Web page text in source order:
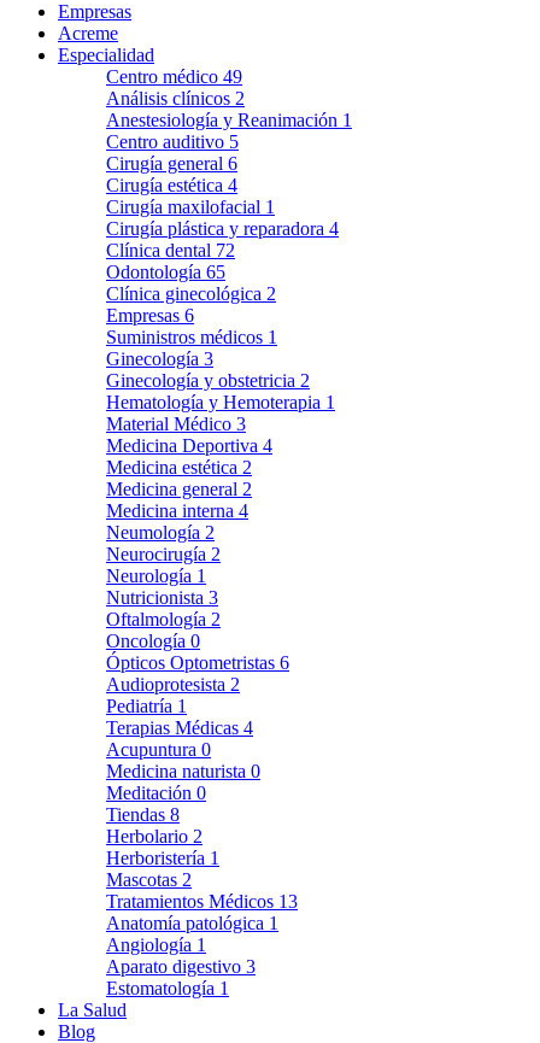
Empresas
Acreme
Especialidad
Centro médico 49
Análisis clínicos 2
Anestesiología y Reanimación 1
Centro auditivo 5
Cirugía general 6
Cirugía estética 4
Cirugía maxilofacial 1
Cirugía plástica y reparadora 4
Clínica dental 72
Odontología 65
Clínica ginecológica 2
Empresas 6
Suministros médicos 1
Ginecología 3
Ginecología y obstetricia 2
Hematología y Hemoterapia 1
Material Médico 3
Medicina Deportiva 4
Medicina estética 2
Medicina general 2
Medicina interna 4
Neumología 2
Neurocirugía 2
Neurología 1
Nutricionista 3
Oftalmología 2
Oncología 0
Ópticos Optometristas 6
Audioprotesista 2
Pediatría 1
Terapias Médicas 4
Acupuntura 0
Medicina naturista 0
Meditación 0
Tiendas 8
Herbolario 2
Herboristería 1
Mascotas 2
Tratamientos Médicos 13
Anatomía patológica 1
Angiología 1
Aparato digestivo 3
Estomatología 1
La Salud
Blog